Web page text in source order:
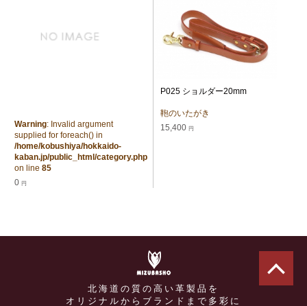
Warning: Invalid argument
supplied for foreach() in
/home/kobushiya/hokkaido-
kaban.jp/public_html/category.php
on line85
0 円
P025 ショルダー20mm
鞄のいたがき
15,400 円
北海道の質の高い革製品を
オリジナルからブランドまで多彩に